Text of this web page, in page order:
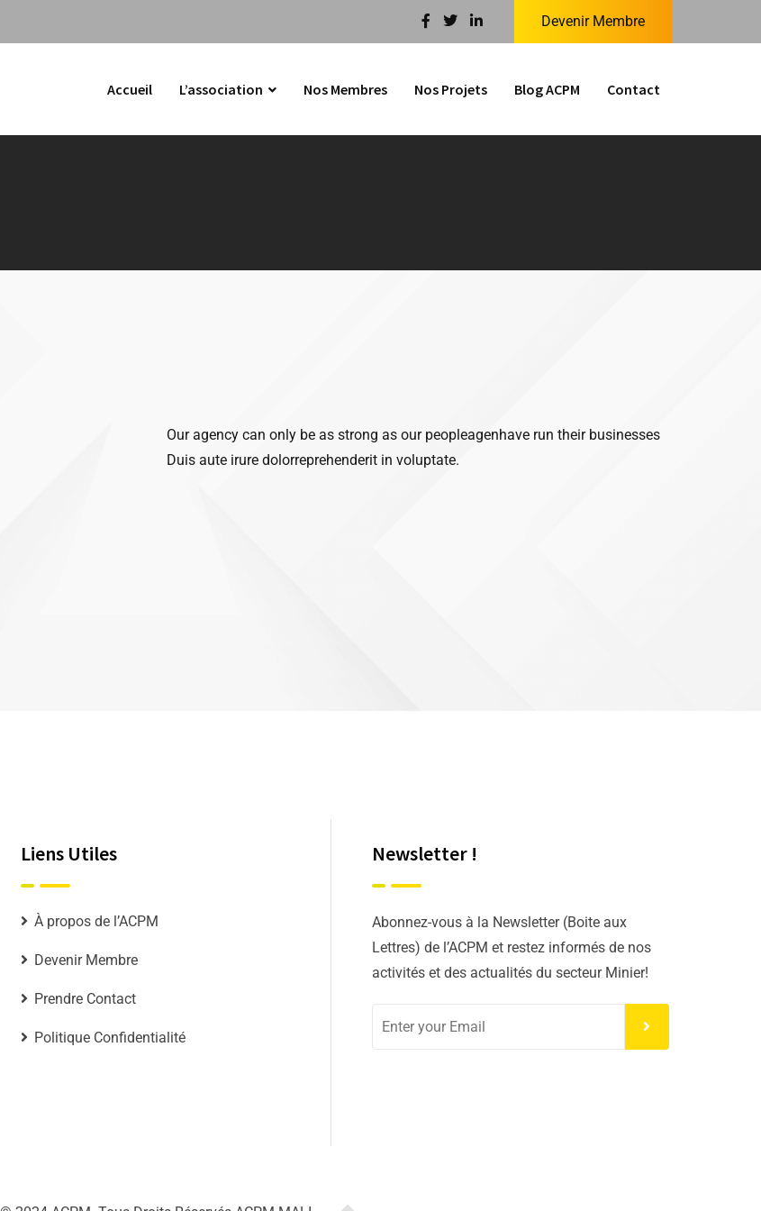
Devenir Membre
Accueil L’association Nos Membres Nos Projets Blog ACPM Contact
Our agency can only be as strong as our peopleagenhave run their businesses
Duis aute irure dolorreprehenderit in voluptate.
Liens Utiles
À propos de l’ACPM
Devenir Membre
Prendre Contact
Politique Confidentialité
Newsletter !
Abonnez-vous à la Newsletter (Boite aux
Lettres) de l’ACPM et restez informés de nos
activités et des actualités du secteur Minier!